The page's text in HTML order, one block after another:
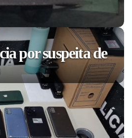
por suspeita de